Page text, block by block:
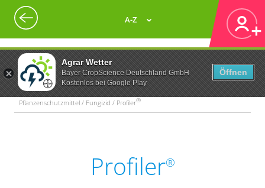
Agrar Wetter
Bayer CropScience Deutschland GmbH
Kostenlos bei Google Play
Öffnen
A-Z
Pflanzenschutzmittel / Fungizid / Profiler®
Profiler®